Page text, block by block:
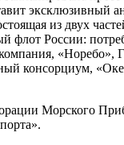
эксклюзивный
из двух
флот России:
«Норебо»,
консорциум,
Морского